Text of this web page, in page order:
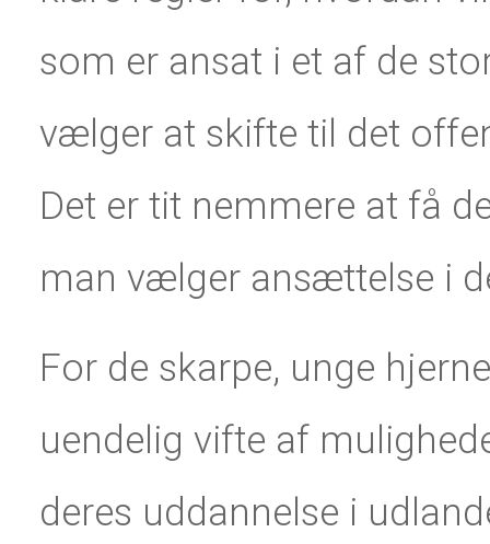
som er ansat i et af de
vælger at skifte til det
Det er tit nemmere at få
man vælger ansættelse i
For de skarpe, unge
uendelig vifte af
deres uddannelse i